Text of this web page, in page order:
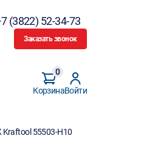
(3822) 52-34-73
Заказать звонок
Корзина
0
Войти
Kraftool 55503-H10